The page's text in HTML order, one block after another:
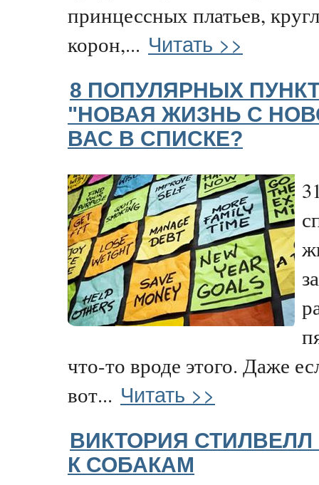
принцессных платьев,
корон,... Читать >>
8 ПОПУЛЯРНЫХ
"НОВАЯ ЖИЗНЬ С
ВАС В СПИСКЕ?
что-то вроде этого. Даже
вот... Читать >>
ВИКТОРИЯ
К СОБАКАМ